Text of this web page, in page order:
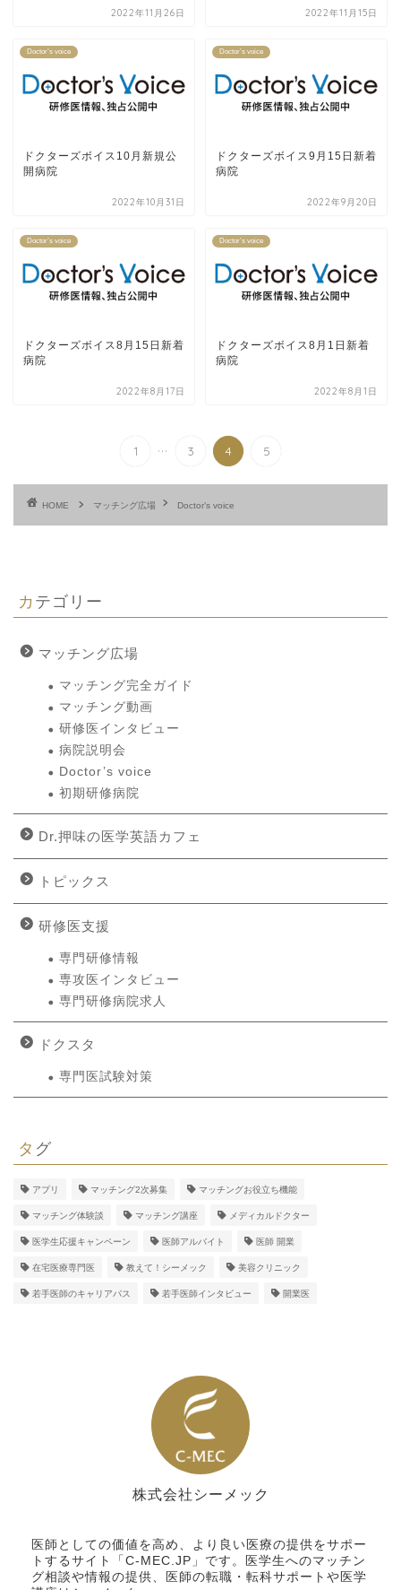
2022年11月26日 2022年11月15日
Doctor’s voice
ドクターズボイス10月新規公
開病院
2022年10月31日
Doctor’s voice
ドクターズボイス9月15日新着
病院
2022年9月20日
Doctor’s voice
ドクターズボイス8月15日新着
病院
2022年8月17日
Doctor’s voice
ドクターズボイス8月1日新着
病院
2022年8月1日
1 ... 3 4 5
HOME マッチング広場 Doctor’s voice
カテゴリー
マッチング広場
マッチング完全ガイド
マッチング動画
研修医インタビュー
病院説明会
Doctor’s voice
初期研修病院
Dr.押味の医学英語カフェ
トピックス
研修医支援
専門研修情報
専攻医インタビュー
専門研修病院求人
ドクスタ
専門医試験対策
タグ
アプリ マッチング2次募集 マッチングお役立ち機能
マッチング体験談 マッチング講座 メディカルドクター
医学生応援キャンペーン 医師アルバイト 医師 開業
在宅医療専門医 教えて！シーメック 美容クリニック
若手医師のキャリアパス 若手医師インタビュー 開業医
株式会社シーメック
医師としての価値を高め、より良い医療の提供をサポー
トするサイト「C-MEC.JP」です。医学生へのマッチン
グ相談や情報の提供、医師の転職・転科サポートや医学